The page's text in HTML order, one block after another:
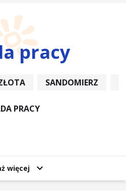
pracy
SANDOMIERZ
PRACY
więcej